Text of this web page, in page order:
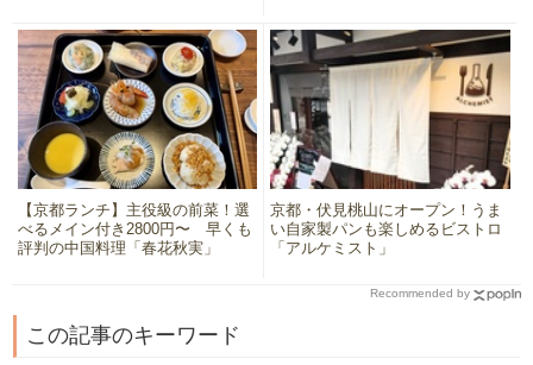
【京都ランチ】主役級の前菜！選
べるメイン付き2800円〜 早くも
評判の中国料理「春花秋実」
京都・伏見桃山にオープン！うま
い自家製パンも楽しめるビストロ
「アルケミスト」
Recommended by
この記事のキーワード